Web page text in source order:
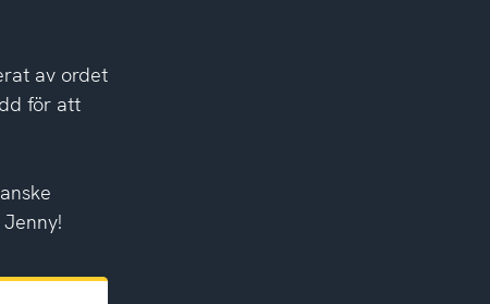
av ordet
för att